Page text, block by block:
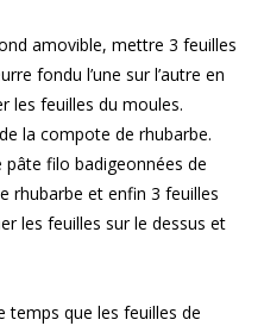
amovible, mettre 3 feuilles
fondu l’une sur l’autre en
les feuilles du moules.
la compote de rhubarbe.
filo badigeonnées de
rhubarbe et enfin 3 feuilles
les feuilles sur le dessus et
temps que les feuilles de